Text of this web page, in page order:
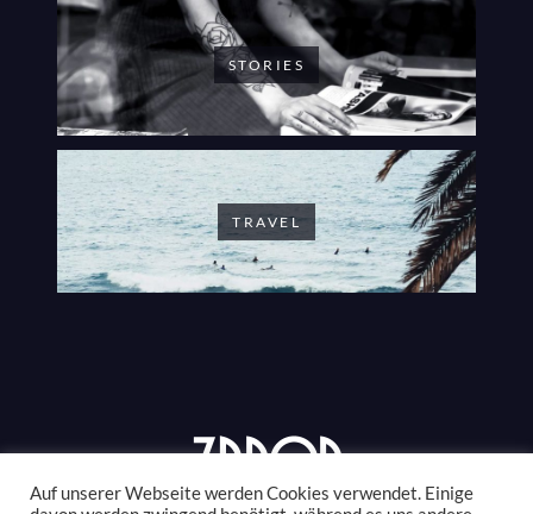
STORIES
TRAVEL
Auf unserer Webseite werden Cookies verwendet. Einige